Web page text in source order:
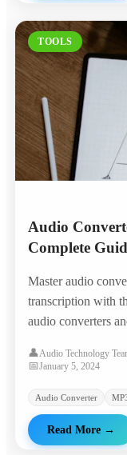
TOOLS
Audio
Complete
Master audio
transcription with
audio converters
👤Audio Technology
📅January 5, 2024
Audio Converter
Read More →